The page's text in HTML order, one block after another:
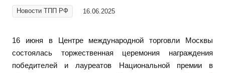
Новости ТПП РФ 16.06.2025
16 июня в Центре международной торговли Москвы
состоялась торжественная церемония награждения
победителей и лауреатов Национальной премии в